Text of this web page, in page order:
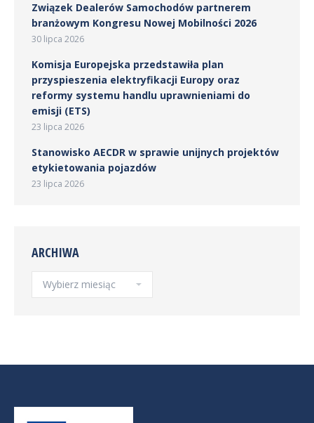
Związek Dealerów Samochodów partnerem
branżowym Kongresu Nowej Mobilności 2026
30 lipca 2026
Komisja Europejska przedstawiła plan
przyspieszenia elektryfikacji Europy oraz
reformy systemu handlu uprawnieniami do
emisji (ETS)
23 lipca 2026
Stanowisko AECDR w sprawie unijnych projektów
etykietowania pojazdów
23 lipca 2026
ARCHIWA
Archiwa